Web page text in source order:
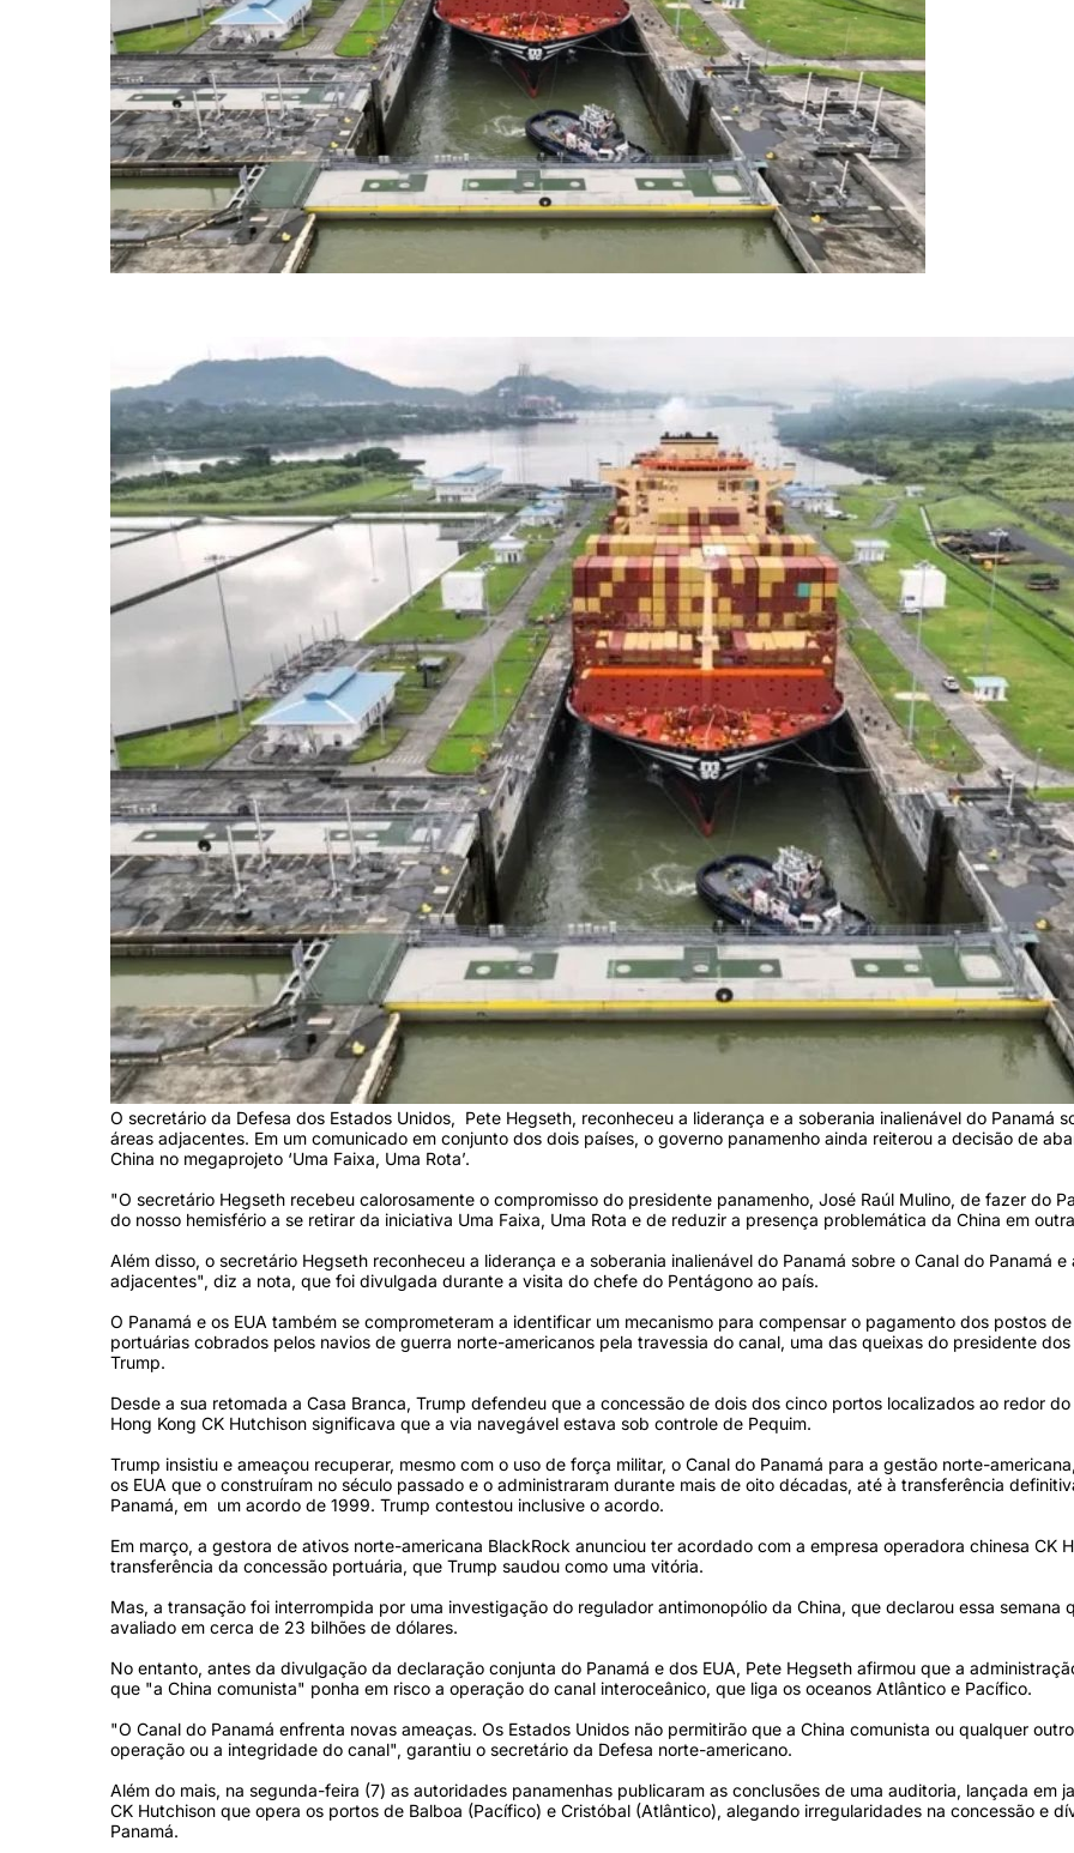
O secretário da Defesa dos Estados Unidos, Pete Hegseth, reconheceu a liderança e a soberania inalienável do Panamá
áreas adjacentes. Em um comunicado em conjunto dos dois países, o governo panamenho ainda reiterou a decisão de
China no megaprojeto ‘Uma Faixa, Uma Rota’.
"O secretário Hegseth recebeu calorosamente o compromisso do presidente panamenho, José Raúl Mulino, de fazer do
do nosso hemisfério a se retirar da iniciativa Uma Faixa, Uma Rota e de reduzir a presença problemática da China em
Além disso, o secretário Hegseth reconheceu a liderança e a soberania inalienável do Panamá sobre o Canal do Panamá e
adjacentes", diz a nota, que foi divulgada durante a visita do chefe do Pentágono ao país.
O Panamá e os EUA também se comprometeram a identificar um mecanismo para compensar o pagamento dos postos
portuárias cobrados pelos navios de guerra norte-americanos pela travessia do canal, uma das queixas do presidente dos
Trump.
Desde a sua retomada a Casa Branca, Trump defendeu que a concessão de dois dos cinco portos localizados ao redor
Hong Kong CK Hutchison significava que a via navegável estava sob controle de Pequim.
Trump insistiu e ameaçou recuperar, mesmo com o uso de força militar, o Canal do Panamá para a gestão norte-
os EUA que o construíram no século passado e o administraram durante mais de oito décadas, até à transferência
Panamá, em um acordo de 1999. Trump contestou inclusive o acordo.
Em março, a gestora de ativos norte-americana BlackRock anunciou ter acordado com a empresa operadora chinesa CK
transferência da concessão portuária, que Trump saudou como uma vitória.
Mas, a transação foi interrompida por uma investigação do regulador antimonopólio da China, que declarou essa semana
avaliado em cerca de 23 bilhões de dólares.
No entanto, antes da divulgação da declaração conjunta do Panamá e dos EUA, Pete Hegseth afirmou que a
que "a China comunista" ponha em risco a operação do canal interoceânico, que liga os oceanos Atlântico e Pacífico.
"O Canal do Panamá enfrenta novas ameaças. Os Estados Unidos não permitirão que a China comunista ou qualquer
operação ou a integridade do canal", garantiu o secretário da Defesa norte-americano.
Além do mais, na segunda-feira (7) as autoridades panamenhas publicaram as conclusões de uma auditoria, lançada em
CK Hutchison que opera os portos de Balboa (Pacífico) e Cristóbal (Atlântico), alegando irregularidades na concessão e
Panamá.